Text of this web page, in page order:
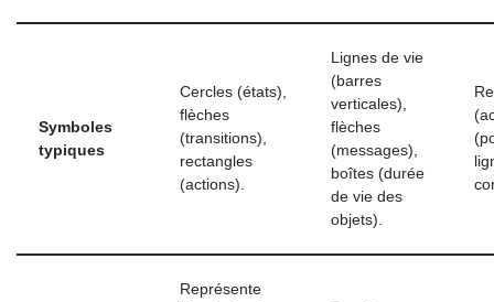
Symboles
typiques
Cercles (états),
flèches
(transitions),
rectangles
(actions).
Lignes de vie
(barres
verticales),
flèches
(messages),
boîtes (durée
de vie des
objets).
Représente